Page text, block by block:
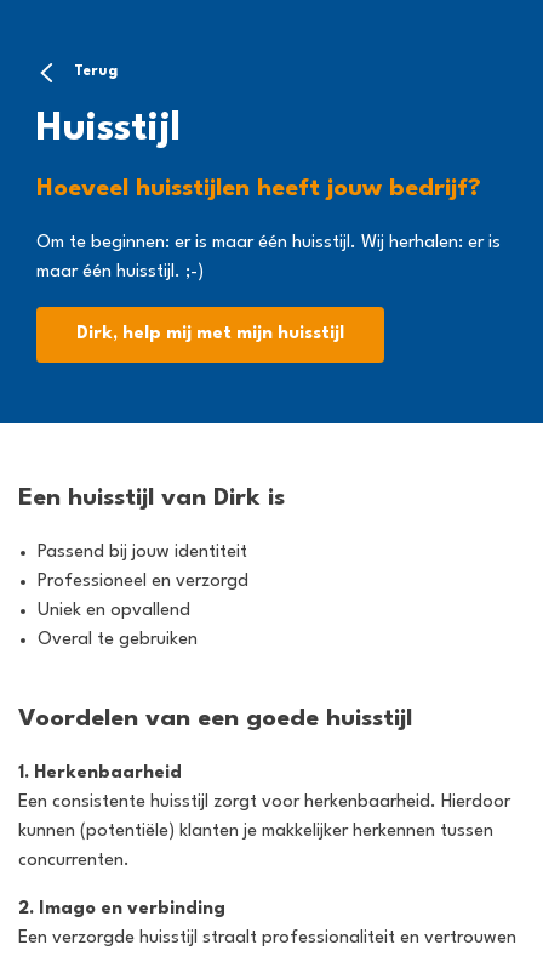
Terug
Huisstijl
Hoeveel huisstijlen heeft jouw bedrijf?
Om te beginnen: er is maar één huisstijl. Wij herhalen: er is
maar één huisstijl. ;-)
Dirk, help mij met mijn huisstijl
Een huisstijl van Dirk is
Passend bij jouw identiteit
Professioneel en verzorgd
Uniek en opvallend
Overal te gebruiken
Voordelen van een goede huisstijl
1. Herkenbaarheid
Een consistente huisstijl zorgt voor herkenbaarheid. Hierdoor
kunnen (potentiële) klanten je makkelijker herkennen tussen
concurrenten.
2. Imago en verbinding
Een verzorgde huisstijl straalt professionaliteit en vertrouwen